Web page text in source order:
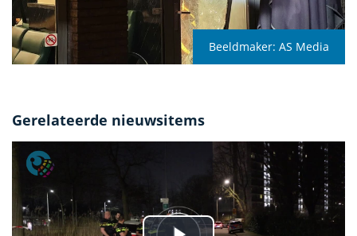
Beeldmaker: AS Media
Gerelateerde nieuwsitems